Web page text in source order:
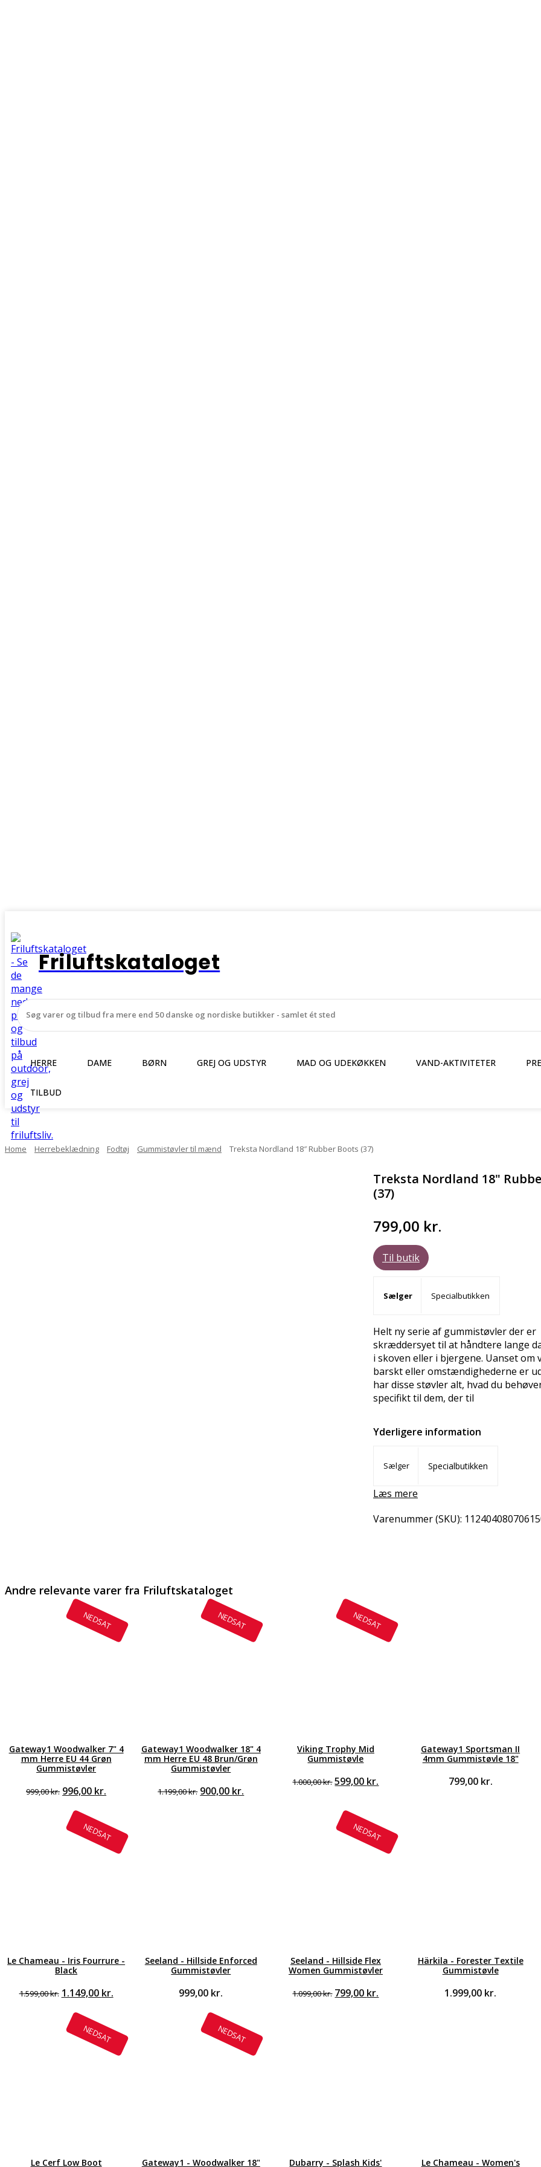
Friluftskataloget
HERRE DAME BØRN GREJ OG UDSTYR MAD OG UDEKØKKEN VAND-AKTIVITETER
TILBUD
Home Herrebeklædning Fodtøj Gummistøvler til mænd Treksta Nordland 18″ Rubber Boots (37)
Treksta Nordland 18"
(37)
799,00 kr.
Til butik
Sælger Specialbutikken
Helt ny serie af gummistøvler der er
skræddersyet til at håndtere lange
i skoven eller i bjergene. Uanset om
barskt eller omstændighederne er
har disse støvler alt, hvad du
specifikt til dem, der til
Yderligere information
Sælger Specialbutikken
Læs mere
Varenummer (SKU):
Andre relevante varer fra Friluftskataloget
NEDSAT
Gateway1 Woodwalker 7" 4
mm Herre EU 44 Grøn
Gummistøvler
999,00kr. Den
pris
var:
999,00 kr..
996,00 kr.
er:
996,00 kr..
NEDSAT
Gateway1 Woodwalker 18" 4
mm Herre EU 48 Brun/Grøn
Gummistøvler
1.199,00kr. Den
900,00 kr.
NEDSAT
Viking Trophy Mid
Gummistøvle
1.000,00kr.Den
var:
1.000,00 kr..
599,00 kr.
599,00 kr..
Gateway1 Sportsman II
4mm Gummistøvle 18"
799,00 kr.
NEDSAT
Le Chameau - Iris Fourrure -
Black
1.599,00kr. Den
pris
var:
1.599,00 kr..
1.149,00 kr.Den
er:
1.149,00 kr..
Seeland - Hillside Enforced
Gummistøvler
999,00 kr.
NEDSAT
Seeland - Hillside Flex
Women Gummistøvler
1.099,00kr. Den
799,00 kr.
Härkila - Forester Textile
Gummistøvle
1.999,00 kr.
NEDSAT
Le Cerf Low Boot
NEDSAT
Gateway1 - Woodwalker 18"
Dubarry - Splash Kids'
Le Chameau - Women's